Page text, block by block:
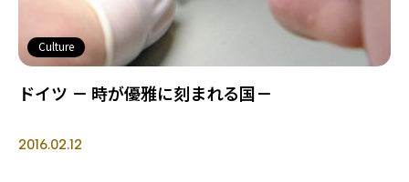
Culture
ドイツ － 時が優雅に刻まれる国－
2016.02.12